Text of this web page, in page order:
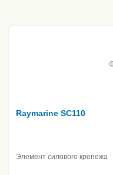
Raymarine SC110
Элемент силового крепежа